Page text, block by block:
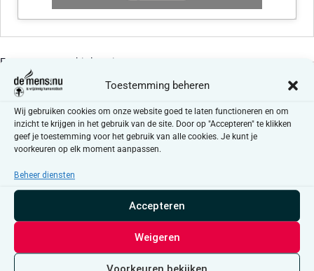
Toestemming beheren
Wij gebruiken cookies om onze website goed te laten functioneren en om
inzicht te krijgen in het gebruik van de site. Door op "Accepteren" te klikken
geef je toestemming voor het gebruik van alle cookies. Je kunt je
voorkeuren op elk moment aanpassen.
Beheer diensten
Accepteren
Weigeren
Evenementen at this locatie
Bericht Er zijn geen resultaten gevonden.
Aankomende
Selecteer
datum.Vorige Evenementen